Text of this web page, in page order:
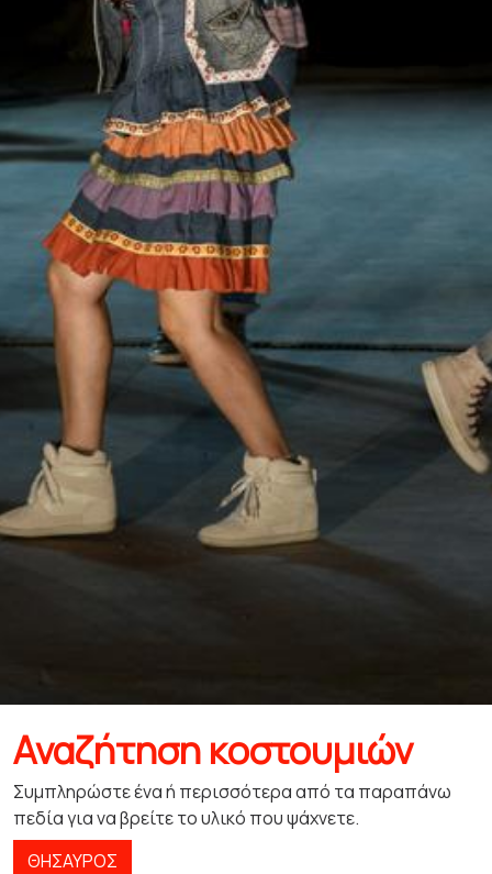
Αναζήτηση κοστουμιών
Συμπληρώστε ένα ή περισσότερα από τα παραπάνω
πεδία για να βρείτε το υλικό που ψάχνετε.
ΘΗΣΑΥΡΌΣ